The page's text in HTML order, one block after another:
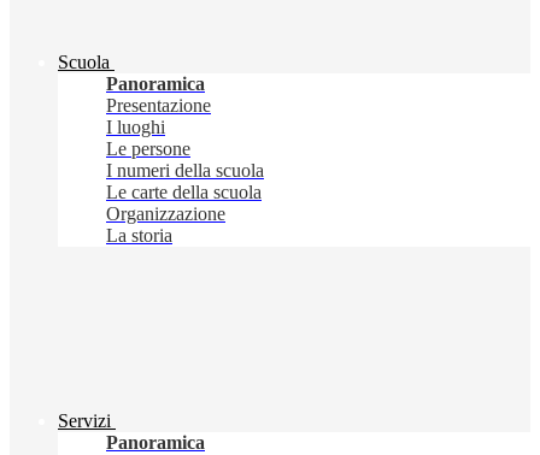
Scuola
Panoramica
Presentazione
I luoghi
Le persone
I numeri della scuola
Le carte della scuola
Organizzazione
La storia
Servizi
Panoramica